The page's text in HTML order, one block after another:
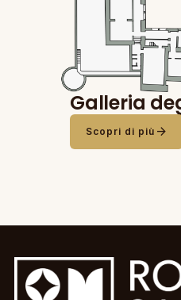
Galleria
Scopri di più arrow_forward